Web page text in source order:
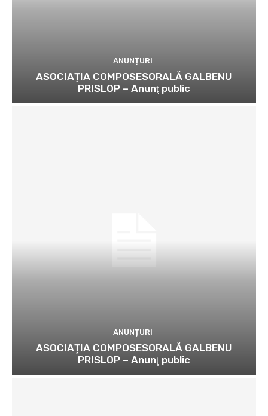
ANUNȚURI
ASOCIAȚIA COMPOSESORALĂ GALBENU
PRISLOP – Anunţ public
ANUNȚURI
ASOCIAȚIA COMPOSESORALĂ GALBENU
PRISLOP – Anunţ public